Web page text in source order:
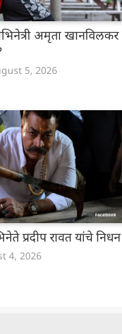
अमृता खानविलकर
5, 2026
प्रदीप रावत यांचे निधन
4, 2026